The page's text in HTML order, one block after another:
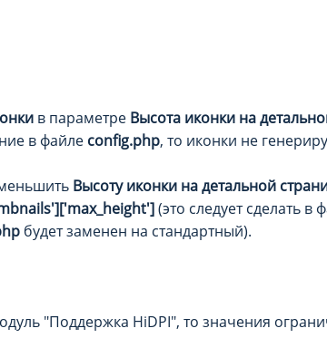
в параметре Высота иконки на
в файле config.php, то иконки не
Высоту иконки на детальной
(это следует сделать в
будет заменен на стандартный).
"Поддержка HiDPI", то значения